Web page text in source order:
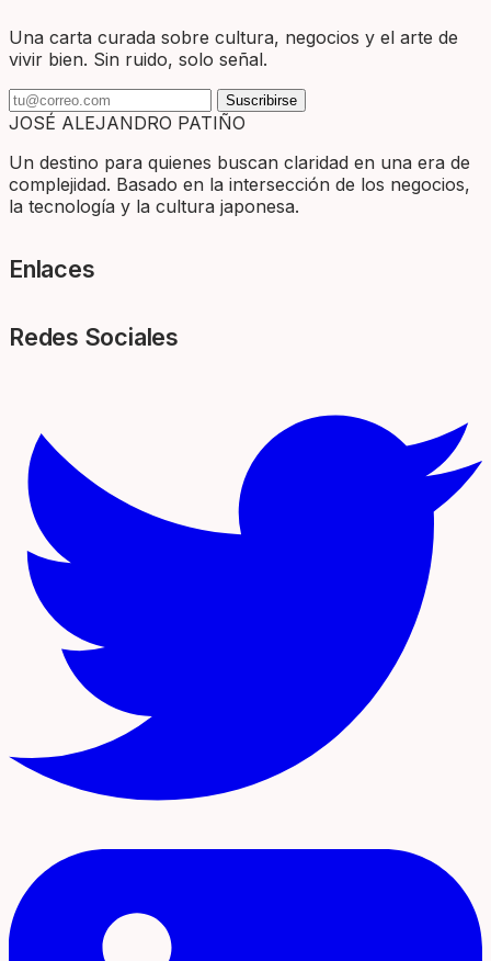
Una carta curada sobre cultura, negocios y el arte de
vivir bien. Sin ruido, solo señal.
Suscribirse
JOSÉ ALEJANDRO PATIÑO
Un destino para quienes buscan claridad en una era de
complejidad. Basado en la intersección de los negocios,
la tecnología y la cultura japonesa.
Enlaces
Redes Sociales